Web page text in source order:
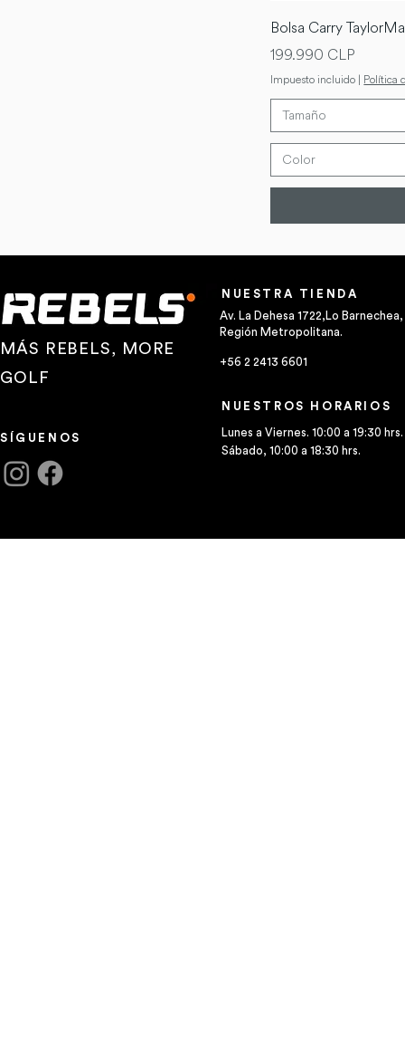
Bolsa Carry
Precio
199.990 CLP
Impuesto incluido | Política
Tamaño
Color
MÁS REBELS, MORE
GOLF
SÍGUENOS
NUESTRA TIENDA
Av. La Dehesa 1722,Lo Barnechea,
Región Metropolitana.
+56 2 2413 6601
NUESTROS HORARIOS
Lunes a Viernes. 10:00 a 19:30 hrs.
Sábado, 10:00 a 18:30 hrs.